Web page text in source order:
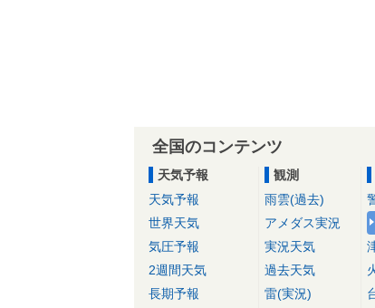
全国のコンテンツ
天気予報
天気予報
世界天気
気圧予報
2週間天気
長期予報
観測
雨雲(過去)
アメダス実況
実況天気
過去天気
雷(実況)